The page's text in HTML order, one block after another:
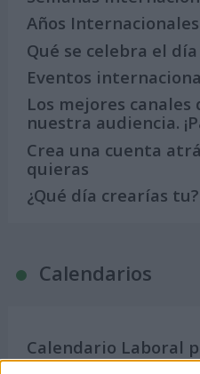
Años Internacionales
Qué se celebra el
Eventos
Los mejores
nuestra audiencia.
Crea una cuenta
quieras
¿Qué día crearías tu?
Calendarios
Calendario Laboral
(España)